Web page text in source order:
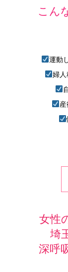
こん
運動
婦人
女性
埼
深呼